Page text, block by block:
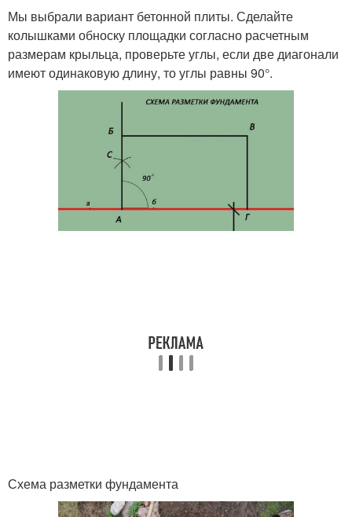
Мы выбрали вариант бетонной плиты. Сделайте
колышками обноску площадки согласно расчетным
размерам крыльца, проверьте углы, если две диагонали
имеют одинаковую длину, то углы равны 90°.
Схема разметки фундамента